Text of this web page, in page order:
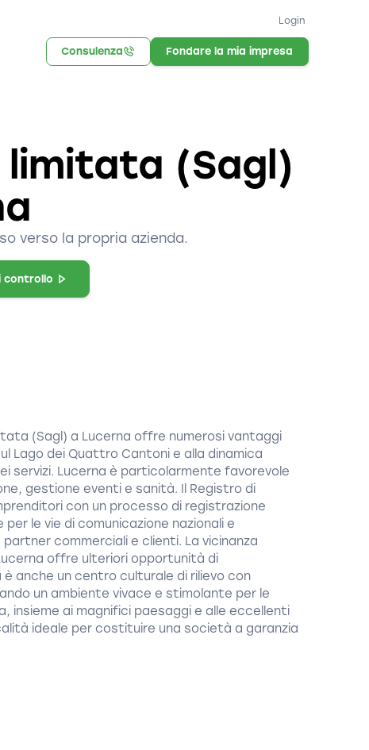
Login
Consulenza Fondare la mia impresa
(Sagl)
verso la propria azienda.
controllo
(Sagl) a Lucerna offre numerosi vantaggi
Lago dei Quattro Cantoni e alla dinamica
servizi. Lucerna è particolarmente favorevole
gestione eventi e sanità. Il Registro di
con un processo di registrazione
le vie di comunicazione nazionali e
commerciali e clienti. La vicinanza
offre ulteriori opportunità di
anche un centro culturale di rilievo con
un ambiente vivace e stimolante per le
insieme ai magnifici paesaggi e alle eccellenti
ideale per costituire una società a garanzia